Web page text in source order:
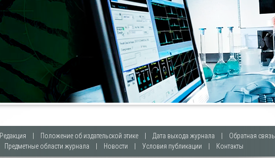
Редакция Положение об издательской этике Дата выхода журнала Обратная связь
Предметные области журнала
Новости Условия публикации Контакты